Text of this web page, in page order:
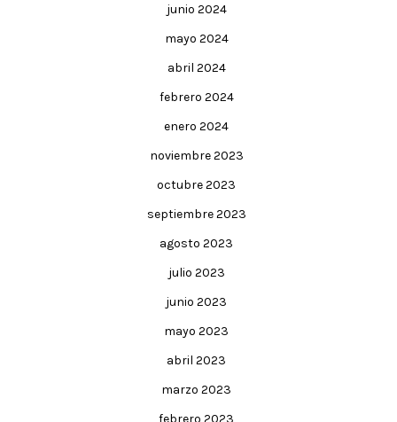
junio 2024
mayo 2024
abril 2024
febrero 2024
enero 2024
noviembre 2023
octubre 2023
septiembre 2023
agosto 2023
julio 2023
junio 2023
mayo 2023
abril 2023
marzo 2023
febrero 2023